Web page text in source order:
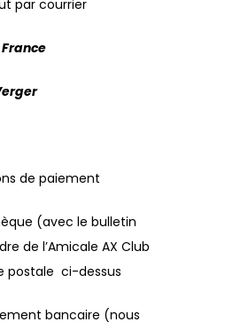
par courrier
de paiement
(avec le bulletin
de l’Amicale AX Club
postale ci-dessus
bancaire (nous